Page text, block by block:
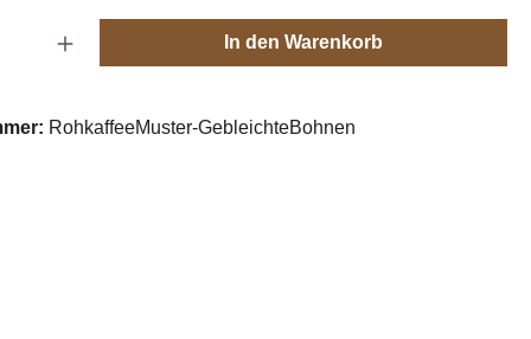
Anzahl: Gib den gewünschten Wert ein
In den Warenkorb
RohkaffeeMuster-GebleichteBohnen